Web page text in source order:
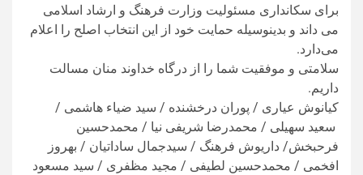
برای سکانداری مسئولیت وزارت فرهنگ و ارشاد اسلامی
می داند و بدینوسیله حمایت خود از این انتخاب اصلح را اعلام
می‌دارد.
سلامتی و موفقیت شما را از درگاه خداوند منان مسالت
داریم.
کیانوش عیاری / پوران درخشنده / سید ضیاء هاشمی /
سعید سهیلی / محمدرضا شریفی نیا / محمدحسین
فرحبخش/ داریوش فرهنگ / سیدجمال ساداتیان / بهروز
افخمی / محمدحسین لطیفی / مجید مظفری / سید مسعود